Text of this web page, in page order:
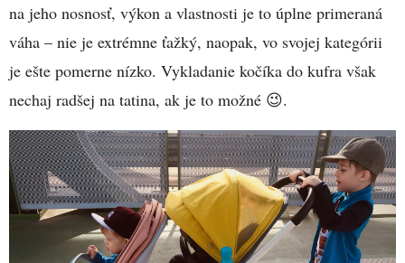
na jeho nosnosť, výkon a vlastnosti je to úplne primeraná
váha – nie je extrémne ťažký, naopak, vo svojej kategórii
je ešte pomerne nízko. Vykladanie kočíka do kufra však
nechaj radšej na tatina, ak je to možné 😉.